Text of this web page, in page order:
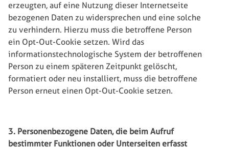
erzeugten, auf eine Nutzung dieser Internetseite
bezogenen Daten zu widersprechen und eine solche
zu verhindern. Hierzu muss die betroffene Person
ein Opt-Out-Cookie setzen. Wird das
informationstechnologische System der betroffenen
Person zu einem späteren Zeitpunkt gelöscht,
formatiert oder neu installiert, muss die betroffene
Person erneut einen Opt-Out-Cookie setzen.
3. Personenbezogene Daten, die beim Aufruf
bestimmter Funktionen oder Unterseiten erfasst